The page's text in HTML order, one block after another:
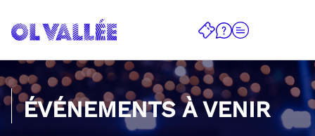
ÉVÉNEMENTS À VENIR